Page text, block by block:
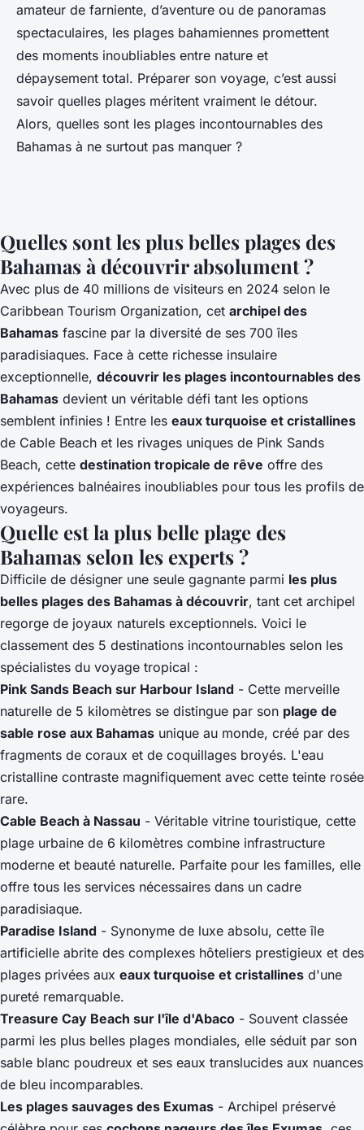
amateur de farniente, d’aventure ou de panoramas
spectaculaires, les plages bahamiennes promettent
des moments inoubliables entre nature et
dépaysement total. Préparer son voyage, c’est aussi
savoir quelles plages méritent vraiment le détour.
Alors, quelles sont les plages incontournables des
Bahamas à ne surtout pas manquer ?
Quelles sont les plus belles plages des
Bahamas à découvrir absolument ?
Avec plus de 40 millions de visiteurs en 2024 selon le
Caribbean Tourism Organization, cet archipel des
Bahamas fascine par la diversité de ses 700 îles
paradisiaques. Face à cette richesse insulaire
exceptionnelle, découvrir les plages incontournables des
Bahamas devient un véritable défi tant les options
semblent infinies ! Entre les eaux turquoise et cristallines
de Cable Beach et les rivages uniques de Pink Sands
Beach, cette destination tropicale de rêve offre des
expériences balnéaires inoubliables pour tous les profils de
voyageurs.
Quelle est la plus belle plage des
Bahamas selon les experts ?
Difficile de désigner une seule gagnante parmi les plus
belles plages des Bahamas à découvrir, tant cet archipel
regorge de joyaux naturels exceptionnels. Voici le
classement des 5 destinations incontournables selon les
spécialistes du voyage tropical :
Pink Sands Beach sur Harbour Island - Cette merveille
naturelle de 5 kilomètres se distingue par son plage de
sable rose aux Bahamas unique au monde, créé par des
fragments de coraux et de coquillages broyés. L'eau
cristalline contraste magnifiquement avec cette teinte rosée
rare.
Cable Beach à Nassau - Véritable vitrine touristique, cette
plage urbaine de 6 kilomètres combine infrastructure
moderne et beauté naturelle. Parfaite pour les familles, elle
offre tous les services nécessaires dans un cadre
paradisiaque.
Paradise Island - Synonyme de luxe absolu, cette île
artificielle abrite des complexes hôteliers prestigieux et des
plages privées aux eaux turquoise et cristallines d'une
pureté remarquable.
Treasure Cay Beach sur l'île d'Abaco - Souvent classée
parmi les plus belles plages mondiales, elle séduit par son
sable blanc poudreux et ses eaux translucides aux nuances
de bleu incomparables.
Les plages sauvages des Exumas - Archipel préservé